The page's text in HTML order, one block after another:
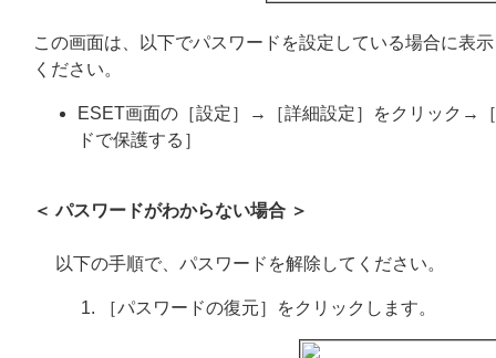
この画面は、以下でパスワードを設定している場合に表
ください。
ESET画面の［設定］→［詳細設定］をクリック→
ドで保護する］
＜ パスワードがわからない場合 ＞
以下の手順で、パスワードを解除してください。
［パスワードの復元］をクリックします。